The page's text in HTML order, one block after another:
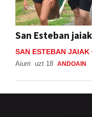
San Esteban
SAN ESTEBAN JAIAK
Aiurri uzt 18 ANDOAIN